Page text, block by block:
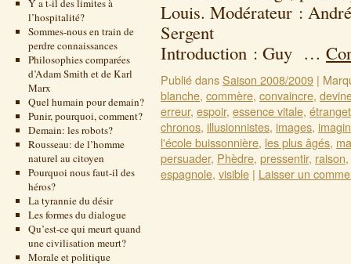
Y a t-il des limites à
l’hospitalité?
Sommes-nous en train de
perdre connaissances
Philosophies comparées
d’Adam Smith et de Karl
Marx
Quel humain pour demain?
Punir, pourquoi, comment?
Demain: les robots?
Rousseau: de l’homme
naturel au citoyen
Pourquoi nous faut-il des
héros?
La tyrannie du désir
Les formes du dialogue
Qu’est-ce qui meurt quand
une civilisation meurt?
Morale et politique
Louis. Modérateur : André
Sergent
Introduction : Guy …
Publié dansSaison 2008/2009 |
blanche, commère, convaincre,
erreur, espoir, essence vitale,
chronos, illusionnistes, images,
l'école buissonnière, les plus âgés,
persuader, Phèdre, pressentir, raison,
espagnole, visible | Laisser un